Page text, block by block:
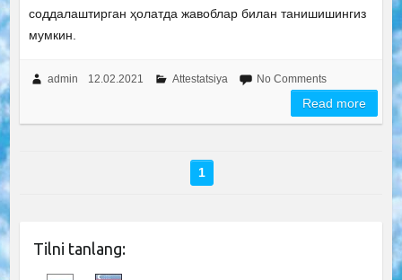
соддалаштирган ҳолатда жавоблар билан танишишингиз
мумкин.
admin 12.02.2021 Attestatsiya No Comments
Read more
1
Tilni tanlang: